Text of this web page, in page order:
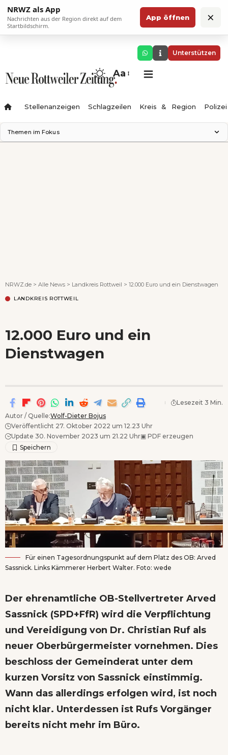
NRWZ als App
Nachrichten aus der Region direkt auf dem
Startbildschirm.
App öffnen ×
Unterstützen
Aa
Stellenanzeigen Schlagzeilen Kreis & Region Polizei
Themen im Fokus
NRWZ.de > Alle News > Landkreis Rottweil > 12.000 Euro und ein Dienstwagen
LANDKREIS ROTTWEIL
12.000 Euro und ein
Dienstwagen
Autor / Quelle:Wolf-Dieter Bojus
Veröffentlicht 27. Oktober 2022 um 12.23 Uhr
Update 30. November 2023 um 21.22 Uhr▣ PDF erzeugen
Lesezeit 3 Min.
Für einen Tagesordnungspunkt auf dem Platz des OB: Arved
Sassnick. Links Kämmerer Herbert Walter. Foto: wede
Der ehrenamtliche OB-Stellvertreter Arved
Sassnick (SPD+FfR) wird die Verpflichtung
und Vereidigung von Dr. Christian Ruf als
neuer Oberbürgermeister vornehmen. Dies
beschloss der Gemeinderat unter dem
kurzen Vorsitz von Sassnick einstimmig.
Wann das allerdings erfolgen wird, ist noch
nicht klar. Unterdessen ist Rufs Vorgänger
bereits nicht mehr im Büro.